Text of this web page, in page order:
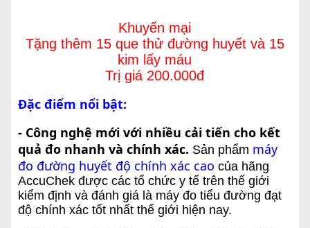
Khuyến mại
Tặng thêm 15 que thử đường huyết và 15
kim lấy máu
Trị giá 200.000đ
Đặc điểm nổi bật:
- Công nghệ mới với nhiều cải tiến cho kết
quả đo nhanh và chính xác. Sản phẩm máy
đo đường huyết độ chính xác cao của hãng
AccuChek được các tổ chức y tế trên thế giới
kiểm định và đánh giá là máy đo tiểu đường đạt
độ chính xác tốt nhất thế giới hiện nay.